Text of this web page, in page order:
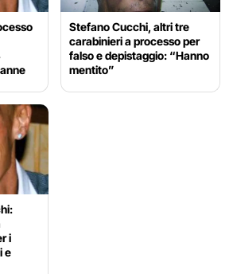
Stefano Cucchi, altri tre
carabinieri a processo per
falso e depistaggio: “Hanno
mentito”
i
e